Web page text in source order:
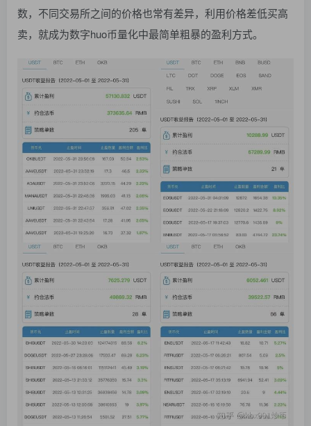
数，不同交易所之间的价格也常有差异，利用价格差低买高
卖，就成为数字huo币量化中最简单粗暴的盈利方式。